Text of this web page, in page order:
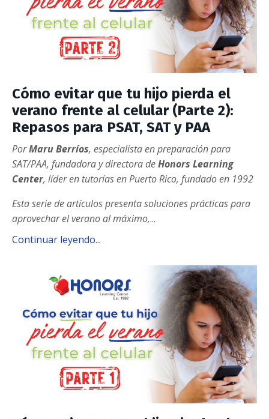
Cómo evitar que tu hijo pierda el
verano frente al celular (Parte 2):
Repasos para PSAT, SAT y PAA
PorMaru Berríos, especialista en preparación para
SAT/PAA, fundadora y directora deHonors Learning
Center, líder en tutorías en Puerto Rico, fundado en 1992
Esta serie de artículos presenta soluciones prácticas para
aprovechar el verano al máximo,...
Continuar leyendo...